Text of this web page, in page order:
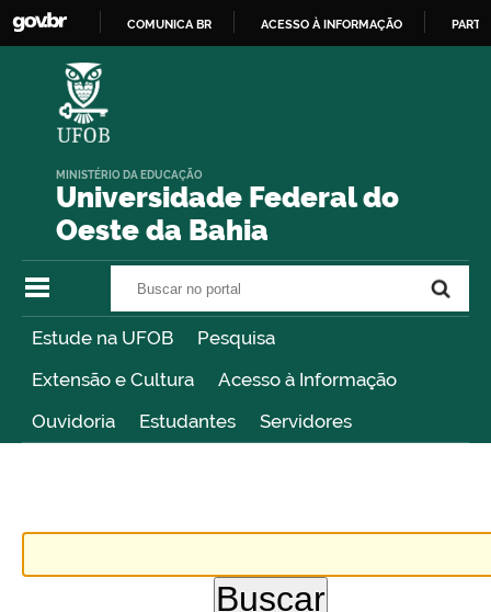
COMUNICA BR ACESSO À INFORMAÇÃO
Universidade Federal do
Oeste da Bahia
MINISTÉRIO DA EDUCAÇÃO
Estude na UFOB
Pesquisa
Extensão e Cultura
Acesso à Informação
Ouvidoria
Estudantes Servidores